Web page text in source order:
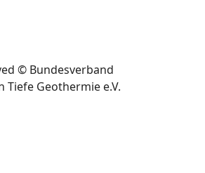
© Bundesverband
Geothermie e.V.